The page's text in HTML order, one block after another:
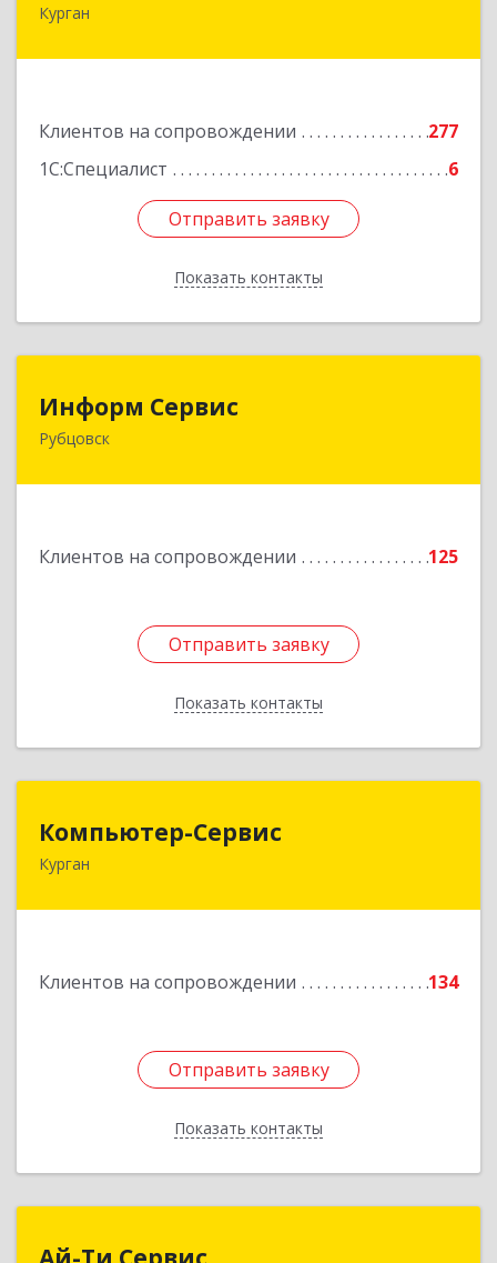
Курган
Клиентов на сопровождении
277
1С:Специалист
6
Отправить заявку
Показать контакты
640002, Курганская обл, Курган г, М.Горького
Отправить заявку
Назад
Информ Сервис
Рубцовск
Клиентов на сопровождении 125
Отправить заявку
Показать контакты
658204, Алтайский край, Рубцовск г, Алтайская
Отправить заявку
Назад
Компьютер-Сервис
Курган
Клиентов на сопровождении 134
Отправить заявку
Показать контакты
Отправить заявку
Назад